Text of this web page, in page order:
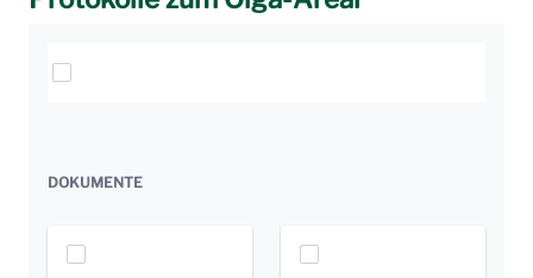
Elemente auswählen
DOKUMENTE